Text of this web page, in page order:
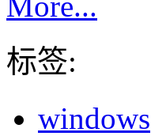
标签:
windows